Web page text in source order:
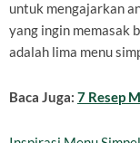
untuk mengajarkan
yang ingin memasak
adalah lima menu
Baca Juga: 7 Resep